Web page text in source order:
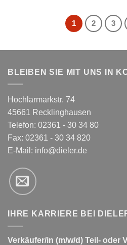
1 2 3
BLEIBEN SIE MIT UNS IN
Hochlarmarkstr. 74
45661 Recklinghausen
Telefon: 02361 - 30 34 80
Fax: 02361 - 30 34 820
E-Mail: info@dieler.de
IHRE KARRIERE BEI
Verkäufer/in (m/w/d) Teil- oder